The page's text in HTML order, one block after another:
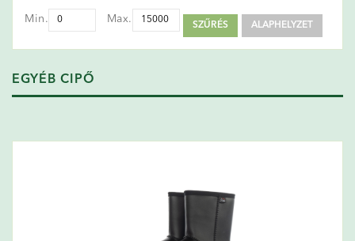
Min. Max.
SZŰRÉS ALAPHELYZET
EGYÉB CIPŐ